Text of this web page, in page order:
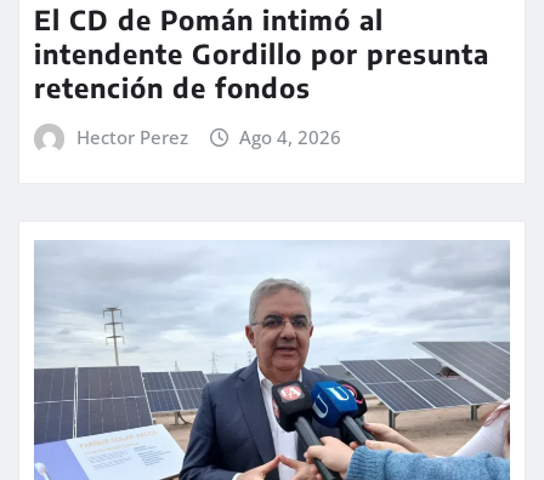
El CD de Pomán intimó al
intendente Gordillo por presunta
retención de fondos
Hector Perez Ago 4, 2026